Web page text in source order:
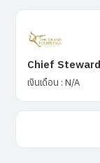
Chief Steward
เงินเดือน : N/A